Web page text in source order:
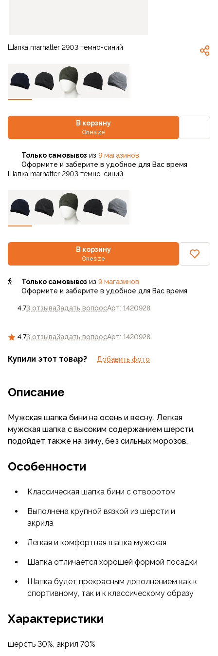
Шапка marhatter 2903 темно-синий
В корзину
Onesize
4,73 отзываЗадать вопросАрт: 1420928
Только самовывоз из 9 магазинов
Оформите и заберите в удобное для Вас время
Шапка marhatter 2903 темно-синий
В корзину
Onesize
4,73 отзываЗадать вопросАрт: 1420928
Только самовывоз из 9 магазинов
Оформите и заберите в удобное для Вас время
Купили этот товар? Добавить фото
Описание
Мужская шапка бини на осень и весну. Легкая
мужская шапка с высоким содержанием шерсти,
подойдет также на зиму, без сильных морозов.
Особенности
Классическая шапка бини с отворотом
Выполнена крупной вязкой из шерсти и
акрила
Легкая и комфортная шапка мужская
Шапка отличается хорошей формой посадки
Шапка будет прекрасным дополнением как к
спортивному, так и к классическому образу
Характеристики
шерсть 30%, акрил 70%